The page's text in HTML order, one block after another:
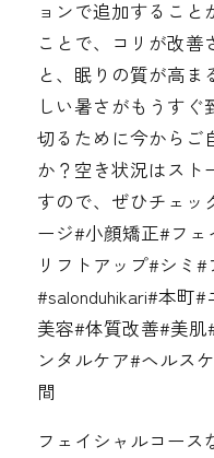
ョンで追加すること
ことで、コリが改善
と、眠りの質が高
しい暑さがもうすぐ
切るために今からご
か？空き状況はスト
すので、ぜひチェッ
ージ#小顔矯正#フ
リフトアップ#シミ
#salonduhikari#本町
美容#体質改善#美
ンタルケア#ヘルス
間
フェイシャルコース